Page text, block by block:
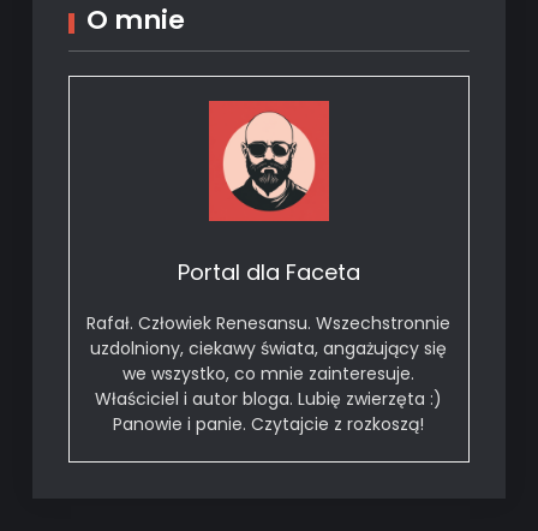
O mnie
Portal dla Faceta
Rafał. Człowiek Renesansu. Wszechstronnie
uzdolniony, ciekawy świata, angażujący się
we wszystko, co mnie zainteresuje.
Właściciel i autor bloga. Lubię zwierzęta :)
Panowie i panie. Czytajcie z rozkoszą!